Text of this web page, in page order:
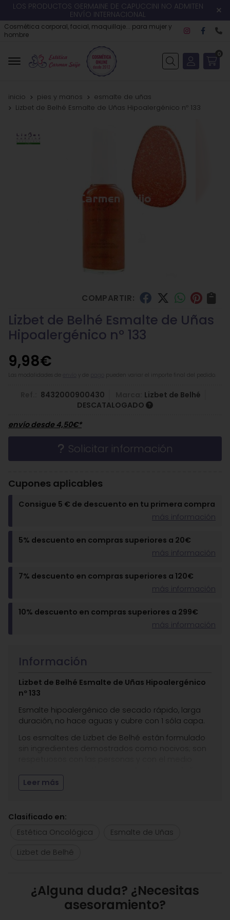
LOS PRODUCTOS GERMAINE DE CAPUCCINI NO ADMITEN
ENVÍO INTERNACIONAL
Cosmética corporal, facial, maquillaje... para mujer y
hombre
Buscar
0
inicio pies y manos
esmalte de uñas
Lizbet de Belhé Esmalte de Uñas Hipoalergénico nº 133
COMPARTIR:
Lizbet de Belhé Esmalte de Uñas
Hipoalergénico nº 133
9,98€
pueden variar el importe final del pedido.
8432000900430
Lizbet de Belhé
DESCATALOGADO
envío desde4,50€*
Solicitar información
Cupones aplicables
Consigue 5 € de descuento en tu primera compra
más información
5% descuento en compras superiores a 20€
más información
7% descuento en compras superiores a 120€
más información
10% descuento en compras superiores a 299€
más información
Información
Lizbet de Belhé Esmalte de Uñas Hipoalergénico
nº 133
Esmalte hipoalergénico de secado rápido, larga
duración, no hace aguas y cubre con 1 sóla capa.
Los esmaltes de Lizbet de Belhé están formulado
sin ingredientes demostrados como nocivos; son
la uñaque con frecuencia pueden hacerla
quebradiza y causar reacciones en la piel o
Libre de: alcanfor, dibutyl phthalate (DBP),
formaldehído, formaldehído resina, ileno, mek y
Presentación: 16 ml.
productos hipoalergénicos de uñas de Lizbet de
Belhé
Leer más
Clasificado en:
Estética Oncológica
Esmalte de Uñas
Lizbet de Belhé
¿Alguna duda? ¿Necesitas
asesoramiento?